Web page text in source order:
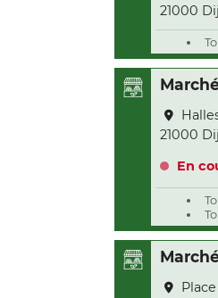
21000
21000
En